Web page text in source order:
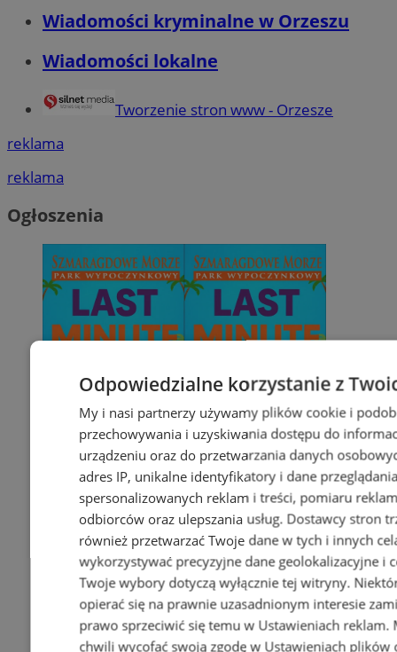
Wiadomości kryminalne w Orzeszu
Wiadomości lokalne
Tworzenie stron www - Orzesze
reklama
reklama
Ogłoszenia
Odpowiedzialne korzystanie z
My i nasi partnerzy używamy plików cookie i
przechowywania i uzyskiwania dostępu do
urządzeniu oraz do przetwarzania danych
adres IP, unikalne identyfikatory i dane
spersonalizowanych reklam i treści, pomiaru
odbiorców oraz ulepszania usług. Dostawcy stron
również przetwarzać Twoje dane w tych i innych
wykorzystywać precyzyjne dane geolokalizacyjne i
Twoje wybory dotyczą wyłącznie tej witryny.
opierać się na prawnie uzasadnionym interesie
prawo sprzeciwić się temu w Ustawieniach reklam.
chwili wycofać swoją zgodę w Ustawieniach plików